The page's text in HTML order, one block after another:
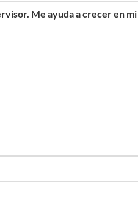
Me ayuda a crecer en mi